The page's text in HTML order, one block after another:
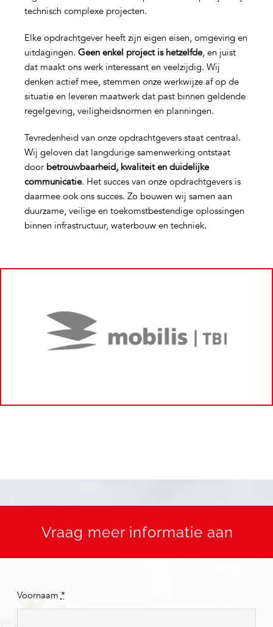
technisch complexe projecten.
Elke opdrachtgever heeft zijn eigen eisen, omgeving en
uitdagingen. Geen enkel project is hetzelfde, en juist
dat maakt ons werk interessant en veelzijdig. Wij
denken actief mee, stemmen onze werkwijze af op de
situatie en leveren maatwerk dat past binnen geldende
regelgeving, veiligheidsnormen en planningen.
Tevredenheid van onze opdrachtgevers staat centraal.
Wij geloven dat langdurige samenwerking ontstaat
door betrouwbaarheid, kwaliteit en duidelijke
communicatie. Het succes van onze opdrachtgevers is
daarmee ook ons succes. Zo bouwen wij samen aan
duurzame, veilige en toekomstbestendige oplossingen
binnen infrastructuur, waterbouw en techniek.
Vraag meer informatie aan
Voornaam *